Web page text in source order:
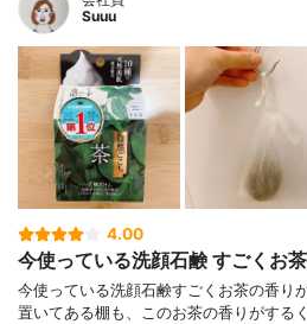
Suuu
4.00
今使っている洗顔石鹸 すごくお
今使っている洗顔石鹸すごくお茶の香り
置いてある棚も、このお茶の香りがする